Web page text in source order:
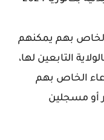
بهم يمكنهم
التابعين لها،
الخاص بهم
أو مسجلين